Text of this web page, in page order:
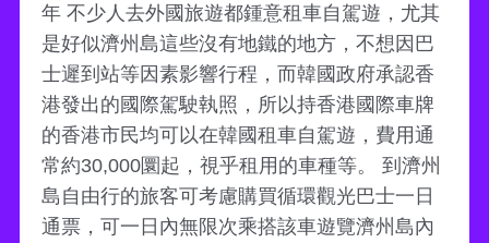
年 不少人去外國旅遊都鍾意租車自駕遊，尤其
是好似濟州島這些沒有地鐵的地方，不想因巴
士遲到站等因素影響行程，而韓國政府承認香
港發出的國際駕駛執照，所以持香港國際車牌
的香港市民均可以在韓國租車自駕遊，費用通
常約30,000圜起，視乎租用的車種等。 到濟州
島自由行的旅客可考慮購買循環觀光巴士一日
通票，可一日內無限次乘搭該車遊覽濟州島內